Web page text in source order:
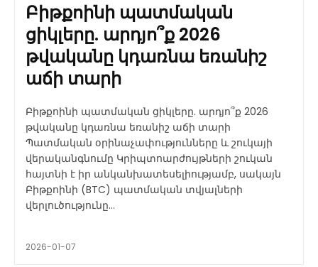
Բիթքոինի պատմական
ցիկլերը. արդյո՞ք 2026
թվականը կդառնա եռանիշ
աճի տարի
Բիթքոինի պատմական ցիկլերը. արդյո՞ք 2026
թվականը կդառնա եռանիշ աճի տարի
Պատմական օրինաչափությունները և շուկայի
վերականգնումը Կրիպտոարժույթների շուկան
հայտնի է իր անկանխատեսելիությամբ, սակայն
Բիթքոինի (BTC) պատմական տվյալների
վերլուծությունը...
2026-01-07